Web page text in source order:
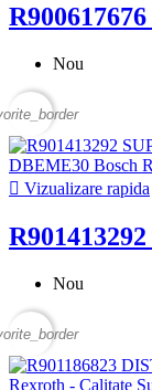
Nou
 Vizualizare rapida
Nou